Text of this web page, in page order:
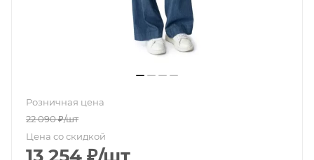
Розничная цена
22 090₽/шт
Цена со скидкой